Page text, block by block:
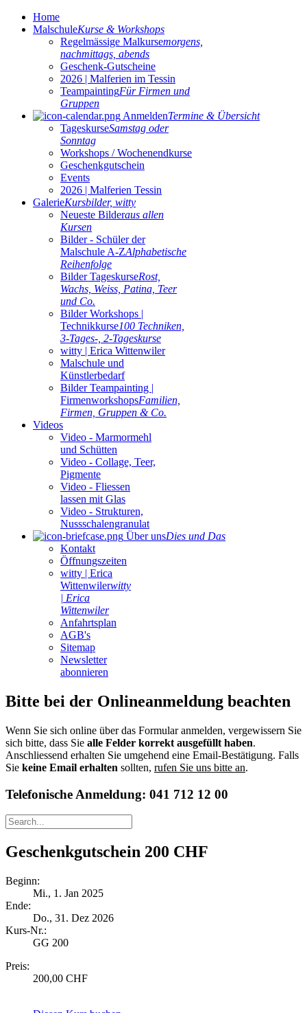
Home
MalschuleKurse & Workshops
Regelmässige Malkursemorgens,
nachmittags, abends
Geschenk-Gutscheine
2026 | Malferien im Tessin
TeampaintingFür Firmen und
Gruppen
AnmeldenTermine & Übersicht
TageskurseSamstag oder
Sonntag
Workshops / Wochenendkurse
Geschenkgutschein
Events
2026 | Malferien Tessin
GalerieKursbilder, witty
Neueste Bilderaus allen
Kursen
Bilder - Schüler der
Malschule A-ZAlphabetische
Reihenfolge
Bilder TageskurseRost,
Wachs, Weiss, Patina, Teer
und Co.
Bilder Workshops |
Technikkurse100 Techniken,
3-Tages-, 2-Tageskurse
witty | Erica Wittenwiler
Malschule und
Künstlerbedarf
Bilder Teampainting |
FirmenworkshopsFamilien,
Firmen, Gruppen & Co.
Videos
Video - Marmormehl
und Schütten
Video - Collage, Teer,
Pigmente
Video - Fliessen
lassen mit Glas
Video - Strukturen,
Nussschalengranulat
Über unsDies und Das
Kontakt
Öffnungszeiten
witty | Erica
Wittenwilerwitty
| Erica
Wittenwiler
Anfahrtsplan
AGB's
Sitemap
Newsletter
abonnieren
Bitte bei der Onlineanmeldung beachten
Wenn Sie sich online über das Formular anmelden, vergewissern Sie
sich bitte, dass Sie alle Felder korrekt ausgefüllt haben.
Anschliessend erhalten Sie umgehend eine Email-Bestätigung. Falls
Sie keine Email erhalten sollten, rufen Sie uns bitte an.
Telefonische Anmeldung: 041 712 12 00
Geschenkgutschein 200 CHF
Beginn:
Mi., 1. Jan 2025
Ende:
Do., 31. Dez 2026
Kurs-Nr.:
GG 200
Preis:
200,00 CHF